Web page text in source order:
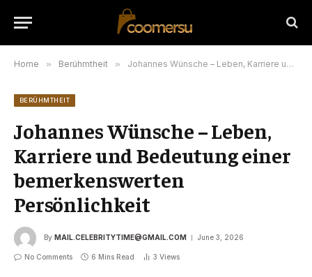
Home » Berühmtheit » Johannes Wünsche – Leben, Karriere und Bedeutung einer bemerkenswerten Persönlichkeit
BERÜHMTHEIT
Johannes Wünsche – Leben,
Karriere und Bedeutung einer
bemerkenswerten
Persönlichkeit
By MAIL.CELEBRITYTIME@GMAIL.COM June 3, 2026
No Comments 6 Mins Read 3 Views